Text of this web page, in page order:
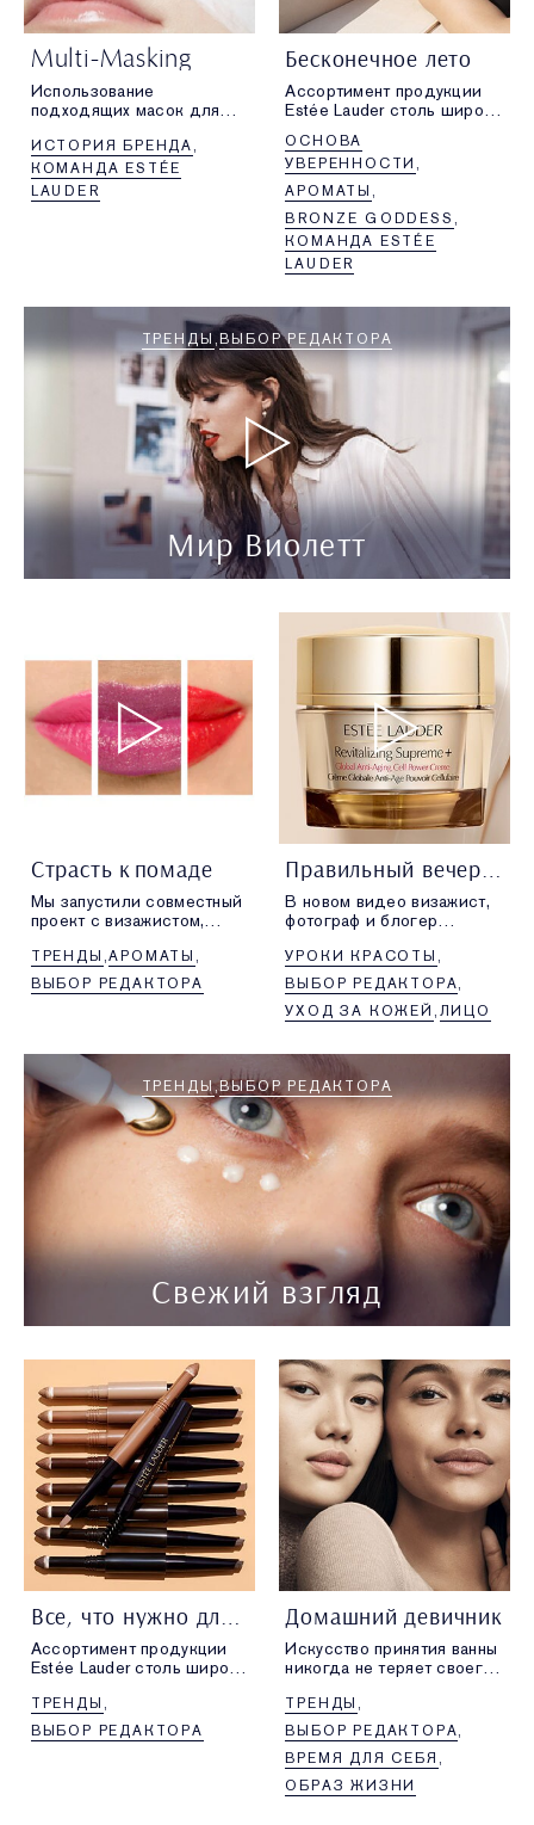
Multi-Masking
Использование
подходящих масок для
это новый способ
подобрать
индивидуальный уход,
соответствующий
ИСТОРИЯ БРЕНДА
КОМАНДА ESTÉE
LAUDER
Бесконечное лето
Ассортимент продукции
Estée Lauder столь широк,
средства совсем
не просто. Но мы
стараемся. Представляем
наших фаворитов в этом
месяце.
ОСНОВА
УВЕРЕННОСТИ
АРОМАТЫ
BRONZE GODDESS
КОМАНДА ESTÉE
LAUDER
Мир Виолетт
ТРЕНДЫ ВЫБОР РЕДАКТОРА
Страсть к помаде
Мы запустили совместный
проект с визажистом,
Робин Блэк, автором
проекта Beauty is Boring,
чтобы вы смогли по-
ТРЕНДЫ АРОМАТЫ
ВЫБОР РЕДАКТОРА
Правильный вечерний уход
В новом видео визажист,
фотограф и блогер
автор проекта
Beauty is Boring,
расскажет, как создать
идеальный вечерний
УРОКИ КРАСОТЫ
ВЫБОР РЕДАКТОРА
УХОД ЗА КОЖЕЙ ЛИЦО
Свежий взгляд
ТРЕНДЫ ВЫБОР РЕДАКТОРА
Все, что нужно для макияжа бровей
Ассортимент продукции
Estée Lauder столь широк,
средства совсем
не просто. Но мы
стараемся. Представляем
ТРЕНДЫ
ВЫБОР РЕДАКТОРА
Домашний девичник
Искусство принятия ванны
никогда не теряет своего
дизайнер роскошной
одежды для сна Оливия
фон Халле раскрывает
секреты идеального
вечернего ритуала
современной девушки.
ТРЕНДЫ
ВЫБОР РЕДАКТОРА
ВРЕМЯ ДЛЯ СЕБЯ
ОБРАЗ ЖИЗНИ